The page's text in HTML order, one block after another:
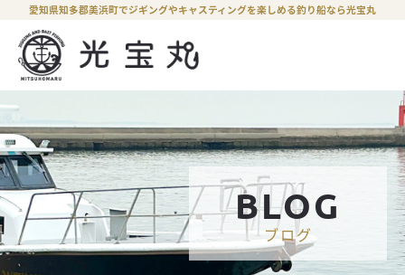
愛知県知多郡美浜町でジギングやキャスティングを楽しめる釣り船なら光宝丸
BLOG
ブログ